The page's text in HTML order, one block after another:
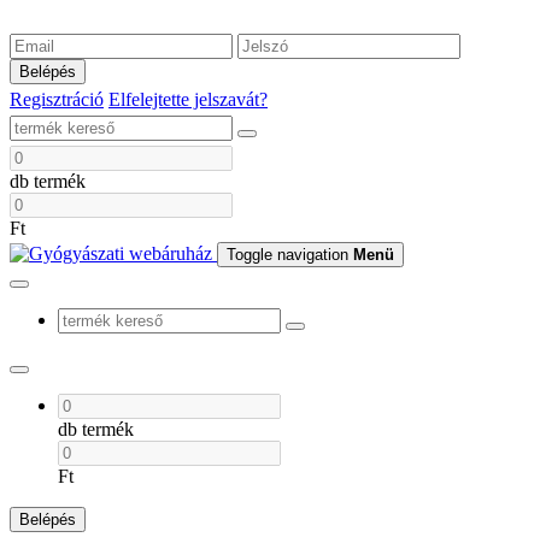
Belépés
Regisztráció Elfelejtette jelszavát?
db termék
Ft
Toggle navigation Menü
db termék
Ft
Belépés